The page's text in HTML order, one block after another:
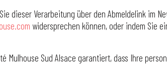
dieser Verarbeitung über den Abmeldelink im
widersprechen können, oder indem Sie
Mulhouse Sud Alsace garantiert, dass Ihre